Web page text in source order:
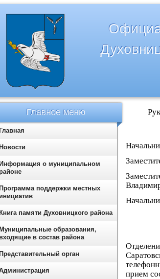
прием
Главное меню
Главная
Новости
Информация о муниципальном
Программа поддержки местных
Книга памяти Духовницкого района
Муниципальные образования,
в состав района
Представительный орган